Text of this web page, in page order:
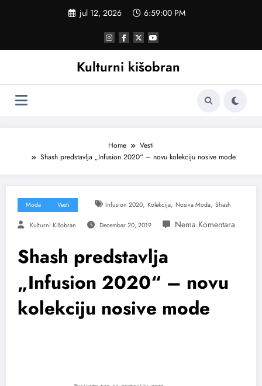
jul 12, 2026 6:59:00 PM
Kulturni kišobran
Home
Vesti
Shash predstavlja „Infusion 2020“ – novu kolekciju nosive mode
Moda Vesti Infusion 2020, Kolekcija, Nosiva Moda, Shash
Kulturni Kišobran Decembar 20, 2019
Shash predstavlja
„Infusion 2020“ – novu
kolekciju nosive mode